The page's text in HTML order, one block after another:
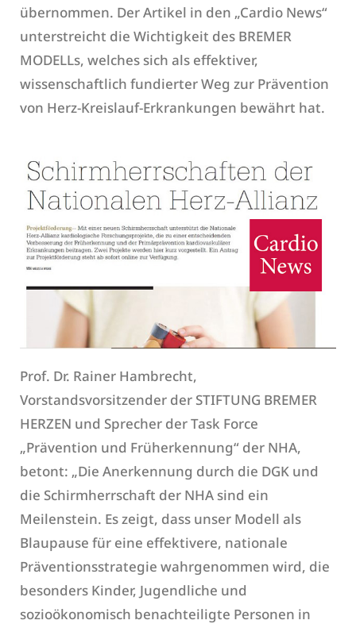
übernommen. Der Artikel in den „Cardio News“
unterstreicht die Wichtigkeit des BREMER
MODELLs, welches sich als effektiver,
wissenschaftlich fundierter Weg zur Prävention
von Herz-Kreislauf-Erkrankungen bewährt hat.
Prof. Dr. Rainer Hambrecht,
Vorstandsvorsitzender der STIFTUNG BREMER
HERZEN und Sprecher der Task Force
„Prävention und Früherkennung“ der NHA,
betont: „Die Anerkennung durch die DGK und
die Schirmherrschaft der NHA sind ein
Meilenstein. Es zeigt, dass unser Modell als
Blaupause für eine effektivere, nationale
Präventionsstrategie wahrgenommen wird, die
besonders Kinder, Jugendliche und
sozioökonomisch benachteiligte Personen in